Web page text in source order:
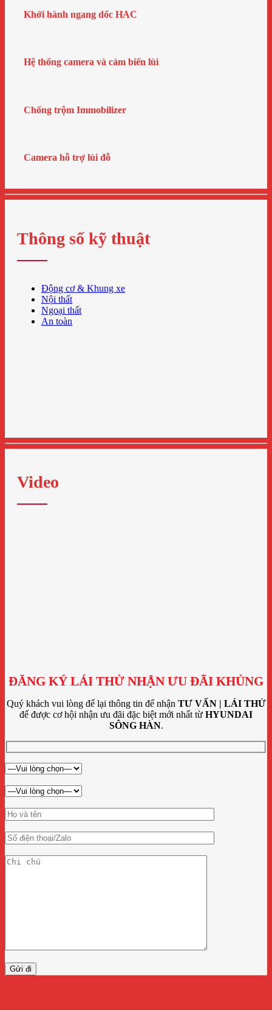
Khởi hành ngang dốc HAC
Hệ thống camera và cảm biến lùi
Chống trộm Immobilizer
Camera hỗ trợ lùi đỗ
Thông số kỹ thuật
Động cơ & Khung xe
Nội thất
Ngoại thất
An toàn
Video
ĐĂNG KÝ LÁI THỬ NHẬN ƯU ĐÃI KHỦNG
Quý khách vui lòng để lại thông tin để nhận TƯ VẤN | LÁI THỬ
để được cơ hội nhận ưu đãi đặc biệt mới nhất từ HYUNDAI
SÔNG HÀN.